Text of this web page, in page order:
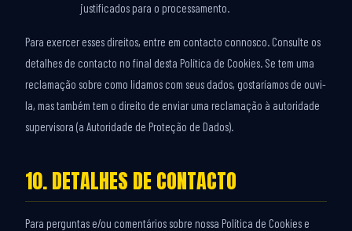
justificados para o processamento.
Para exercer esses direitos, entre em contacto connosco. Consulte os
detalhes de contacto no final desta Política de Cookies. Se tem uma
reclamação sobre como lidamos com seus dados, gostaríamos de ouvi-
la, mas também tem o direito de enviar uma reclamação à autoridade
supervisora (a Autoridade de Proteção de Dados).
10. DETALHES DE CONTACTO
Para perguntas e/ou comentários sobre nossa Política de Cookies e